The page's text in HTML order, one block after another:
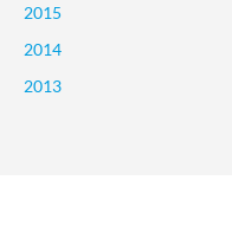
2015
2014
2013